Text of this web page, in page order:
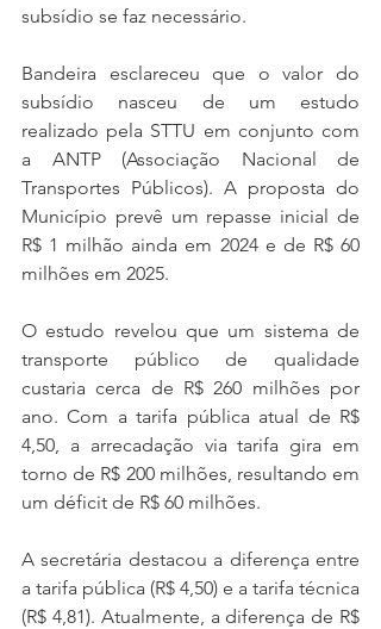
subsídio se faz necessário.
Bandeira esclareceu que o valor do
subsídio nasceu de um estudo
realizado pela STTU em conjunto com
a ANTP (Associação Nacional de
Transportes Públicos). A proposta do
Município prevê um repasse inicial de
R$ 1 milhão ainda em 2024 e de R$ 60
milhões em 2025.
O estudo revelou que um sistema de
transporte público de qualidade
custaria cerca de R$ 260 milhões por
ano. Com a tarifa pública atual de R$
4,50, a arrecadação via tarifa gira em
torno de R$ 200 milhões, resultando em
um déficit de R$ 60 milhões.
A secretária destacou a diferença entre
a tarifa pública (R$ 4,50) e a tarifa técnica
(R$ 4,81). Atualmente, a diferença de R$